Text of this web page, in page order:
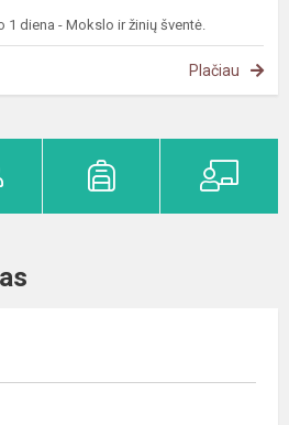
1 diena - Mokslo ir žinių šventė.
Plačiau